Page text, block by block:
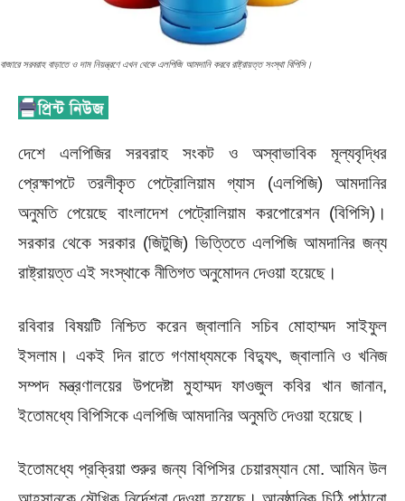
বাজারে সরবরাহ বাড়াতে ও দাম নিয়ন্ত্রণে এখন থেকে এলপিজি আমদানি করবে রাষ্ট্রায়ত্ত সংস্থা বিপিসি।
দেশে এলপিজির সরবরাহ সংকট ও অস্বাভাবিক মূল্যবৃদ্ধির
প্রেক্ষাপটে তরলীকৃত পেট্রোলিয়াম গ্যাস (এলপিজি) আমদানির
অনুমতি পেয়েছে বাংলাদেশ পেট্রোলিয়াম করপোরেশন (বিপিসি)।
সরকার থেকে সরকার (জিটুজি) ভিত্তিতে এলপিজি আমদানির জন্য
রাষ্ট্রায়ত্ত এই সংস্থাকে নীতিগত অনুমোদন দেওয়া হয়েছে।
রবিবার বিষয়টি নিশ্চিত করেন জ্বালানি সচিব মোহাম্মদ সাইফুল
ইসলাম। একই দিন রাতে গণমাধ্যমকে বিদ্যুৎ, জ্বালানি ও খনিজ
সম্পদ মন্ত্রণালয়ের উপদেষ্টা মুহাম্মদ ফাওজুল কবির খান জানান,
ইতোমধ্যে বিপিসিকে এলপিজি আমদানির অনুমতি দেওয়া হয়েছে।
ইতোমধ্যে প্রক্রিয়া শুরুর জন্য বিপিসির চেয়ারম্যান মো. আমিন উল